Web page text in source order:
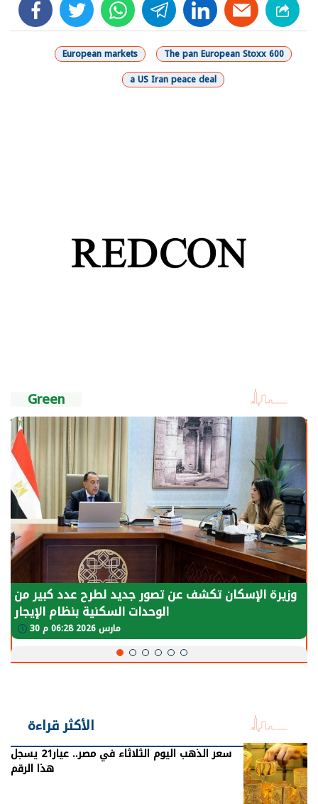
facebooktwitter whats telegramlinkedin
European markets
The pan European Stoxx 600
a US Iran peace deal
Green
وزيرة الإسكان تكشف عن تصور جديد لطرح عدد كبير من
الوحدات السكنية بنظام الإيجار
30 مارس 2026 06:28 م
الأكثر قراءة
سعر الذهب اليوم الثلاثاء في مصر.. عيار21 يسجل
هذا الرقم